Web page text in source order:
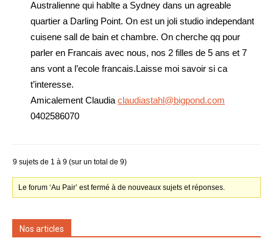
Australienne qui hablte a Sydney dans un agreable
quartier a Darling Point. On est un joli studio independant
cuisene sall de bain et chambre. On cherche qq pour
parler en Francais avec nous, nos 2 filles de 5 ans et 7
ans vont a l’ecole francais.Laisse moi savoir si ca
t’interesse.
Amicalement Claudia claudiastahl@bigpond.com
0402586070
9 sujets de 1 à 9 (sur un total de 9)
Le forum ‘Au Pair’ est fermé à de nouveaux sujets et réponses.
Nos articles